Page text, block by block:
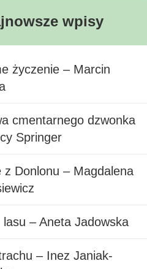
wpisy
życzenie – Marcin
cmentarnego dzwonka
Springer
z Donlonu – Magdalena
lasu – Aneta Jadowska
– Inez Janiak-